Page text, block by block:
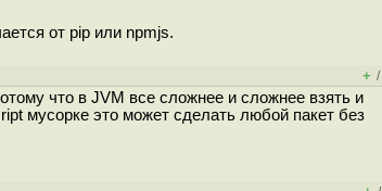
от pip или npmjs.
+ /
что в JVM все сложнее и сложнее взять и
мусорке это может сделать любой пакет без